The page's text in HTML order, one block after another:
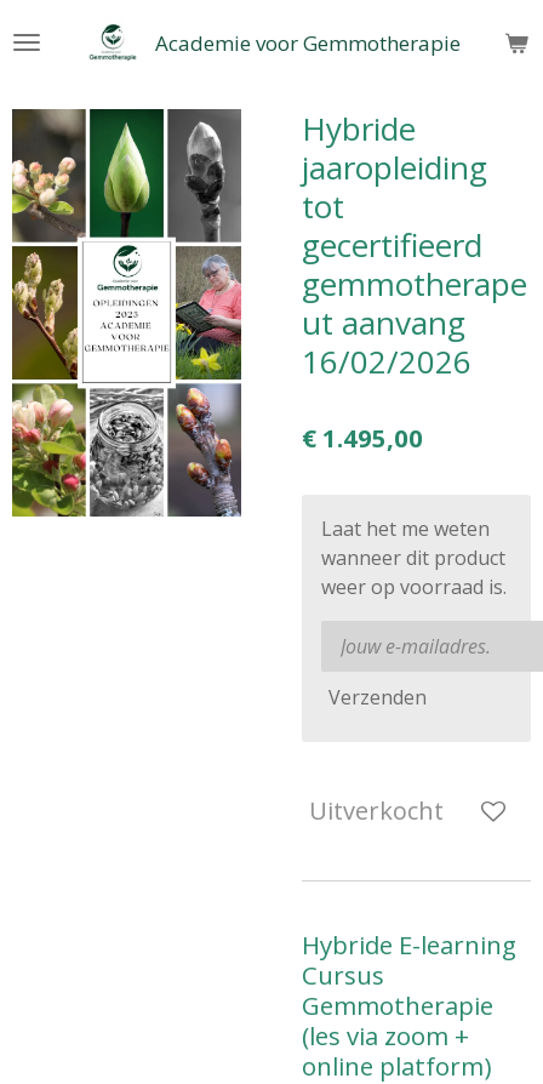
direct
de
hoofdinhoud
Academie voor Gemmotherapie
Hybride
jaaropleiding
tot
gecertifieerd
gemmotherape
ut aanvang
16/02/2026
€ 1.495,00
Laat het me weten
wanneer dit product
weer op voorraad is.
Verzenden
Uitverkocht
Hybride E-learning
Cursus
Gemmotherapie
(les via zoom +
online platform)